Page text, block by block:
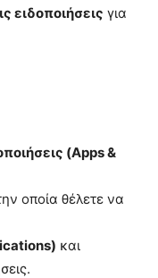
ειδοποιήσεις για
(Apps &
οποία θέλετε να
και